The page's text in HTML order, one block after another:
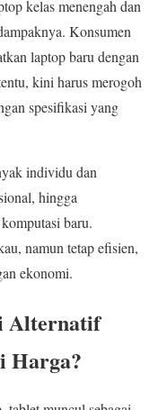
kelas menengah dan
Konsumen
laptop baru dengan
kini harus merogoh
spesifikasi yang
individu dan
hingga
baru.
namun tetap efisien,
ekonomi.
Alternatif
Harga?